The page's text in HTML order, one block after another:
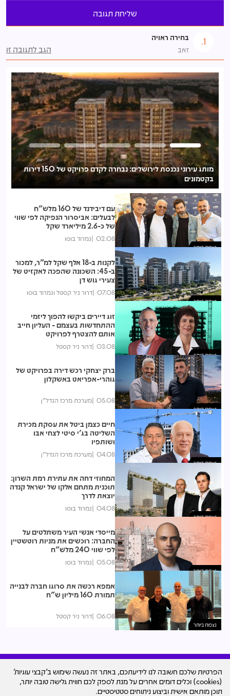
1.
בחירה ראויה
זאב
הגב לתגובה זו
מותג עירוני נכנסת לירושלים: נבחרה לקדם פרויקט של 150 דירות
בקטמונים
נצפות ביותר
עם דיבידנד של 160 מלש"ח
לבעלים: אביסרור הנפיקה לפי שווי
של כ-2.6 מיליארד שקל
02.08 נמרוד בוסו
נצפות ביותר
לקנות ב-18 אלף שקל למ"ר, למכור
ב-45: השכונה שהפכה לאקזיט של
צעירי גוש דן
07.08 דרור ניר קסטל ונמרוד בוסו
נצפות ביותר
זוג דיירים ביקשו להפוך ליזמי
ההתחדשות בעצמם - העליון חייב
אותם להצטרף לפרויקט
03.08 דרור ניר קסטל
נצפות ביותר
ברק יצחקי רכש דירה בפרויקט של
גוהרי-אפריאט באשקלון
05.08 מערכת מרכז הנדל"ן
נצפות ביותר
חיים כצמן ביטל את עסקת מכירת
השליטה בג'י סיטי לצחי אבו
ושותפיו
04.08 מערכת מרכז הנדל"ן
נצפות ביותר
המחוזי דחה את עתירת רמת השרון:
תוכנית מתחם אלקו של ישראל קנדה
יוצאת לדרך
04.08 נמרוד בוסו
נצפות ביותר
מייסדי אנשי העיר משתלטים על
החברה: רוכשים את מניות רוטשטיין
לפי שווי 240 מלש"ח
05.08 נמרוד בוסו
נצפות ביותר
אמפא רכשה את סרוגו חברה לבנייה
תמורת 160 מיליון ש"ח
06.08 דרור ניר קסטל
עיצוב האתר
הפרטיות שלכם חשובה לנו לידיעתכם, באתר זה נעשה שימוש ב'קבצי עוגיות'
(cookies) וכלים דומים אחרים על מנת לספק לכם חווית גלישה טובה יותר,
תוכן מותאם אישית וביצוע ניתוחים סטטיסטיים.